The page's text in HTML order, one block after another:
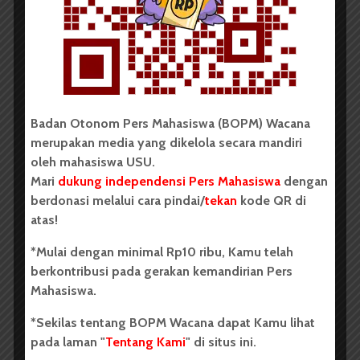
ini adalah skema yang baru, sehingga mahasiswa
tentu berhak untuk tahu ke mana saja uang biaya
skripsi ini akan dialokasikan. Selain itu, 2.500.000
menjadi sangat penting mengingat angka itu bukanlah
jumlah uang yang sedikit.
Proses sosialisasi SK-SK ini sangat tidak layak, karena
mahasiswa hanya diberitahu via telepon. Selain itu,
waktunya pun sangat mendadak yaitu menjelang
wisuda bulan Mei 2017 padahal keputusannya sudah
keluar sejak Agustus 2016. Artinya mahasiswa baru
diberitahu delapan bulan pasca keputusan
Penulis adalah Mahasiswa Departemen Ilmu
Komunikasi, Fakultas Ilmu Sosial dan Ilmu Politik
Komentar Facebook Anda
Badan Otonom Pers Mahasiswa (BOPM) Wacana
merupakan media yang dikelola secara mandiri
oleh mahasiswa USU.
Mari dukung independensi Pers Mahasiswa dengan
berdonasi melalui cara pindai/tekan kode QR di
atas!
*Mulai dengan minimal Rp10 ribu, Kamu telah
berkontribusi pada gerakan kemandirian Pers
Mahasiswa.
*Sekilas tentang BOPM Wacana dapat Kamu lihat
pada laman "Tentang Kami" di situs ini.